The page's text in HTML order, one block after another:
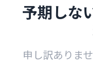
予期しな
申し訳ありま